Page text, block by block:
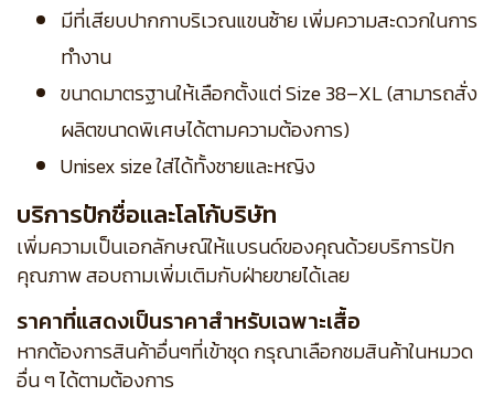
มีที่เสียบปากกาบริเวณแขนซ้าย เพิ่มความสะดวกในการ
ทำงาน
ขนาดมาตรฐานให้เลือกตั้งแต่ Size 38–XL (สามารถสั่ง
ผลิตขนาดพิเศษได้ตามความต้องการ)
Unisex size ใส่ได้ทั้งชายและหญิง
บริการปักชื่อและโลโก้บริษัท
เพิ่มความเป็นเอกลักษณ์ให้แบรนด์ของคุณด้วยบริการปัก
คุณภาพ สอบถามเพิ่มเติมกับฝ่ายขายได้เลย
ราคาที่แสดงเป็นราคาสำหรับเฉพาะเสื้อ
หากต้องการสินค้าอื่นๆที่เข้าชุด กรุณาเลือกชมสินค้าในหมวด
อื่น ๆ ได้ตามต้องการ